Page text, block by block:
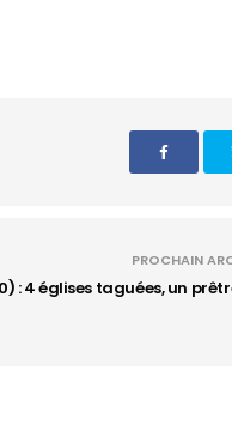
PROCHAIN
: 4 églises taguées, un